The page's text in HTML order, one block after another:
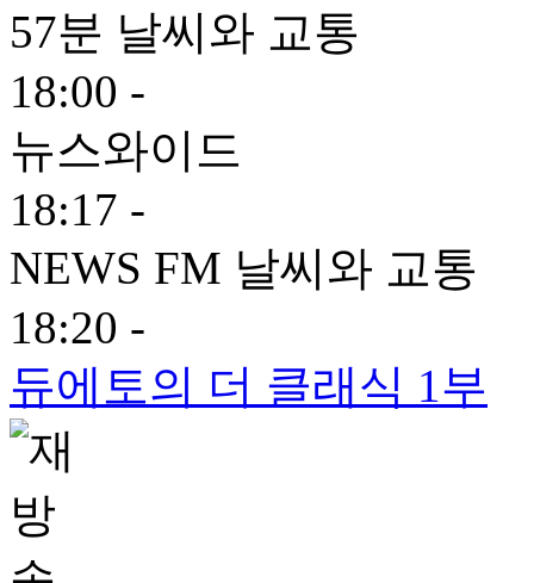
57분 날씨와 교통
18:00 -
뉴스와이드
18:17 -
NEWS FM 날씨와 교통
18:20 -
듀에토의 더 클래식 1부